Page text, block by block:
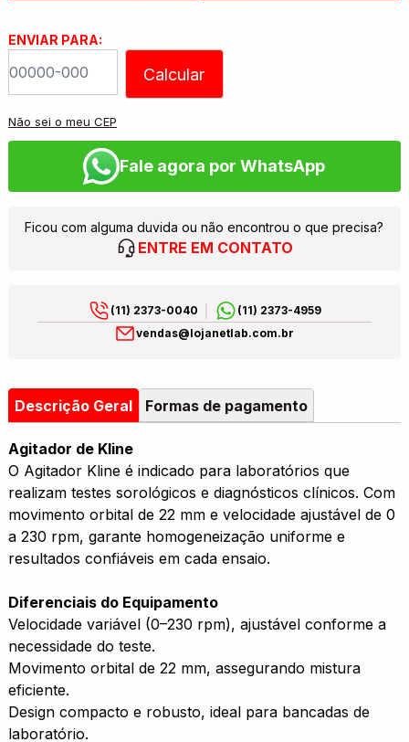
ENVIAR PARA:
Calcular
Não sei o meu CEP
Fale agora por WhatsApp
Ficou com alguma duvida ou não encontrou o que precisa?
ENTRE EM CONTATO
(11) 2373-0040
(11) 2373-4959
vendas@lojanetlab.com.br
Descrição Geral Formas de pagamento
Agitador de Kline
O Agitador Kline é indicado para laboratórios que
realizam testes sorológicos e diagnósticos clínicos. Com
movimento orbital de 22 mm e velocidade ajustável de 0
a 230 rpm, garante homogeneização uniforme e
resultados confiáveis em cada ensaio.
Diferenciais do Equipamento
Velocidade variável (0–230 rpm), ajustável conforme a
necessidade do teste.
Movimento orbital de 22 mm, assegurando mistura
eficiente.
Design compacto e robusto, ideal para bancadas de
laboratório.